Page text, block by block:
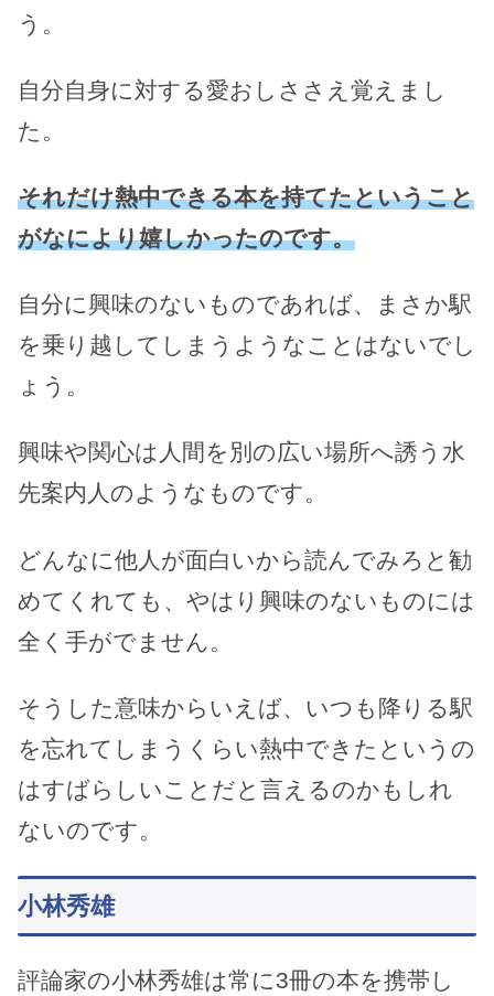
う。
自分自身に対する愛おしささえ覚えまし
た。
それだけ熱中できる本を持てたということ
がなにより嬉しかったのです。
自分に興味のないものであれば、まさか駅
を乗り越してしまうようなことはないでし
ょう。
興味や関心は人間を別の広い場所へ誘う水
先案内人のようなものです。
どんなに他人が面白いから読んでみろと勧
めてくれても、やはり興味のないものには
全く手がでません。
そうした意味からいえば、いつも降りる駅
を忘れてしまうくらい熱中できたというの
はすばらしいことだと言えるのかもしれ
ないのです。
小林秀雄
評論家の小林秀雄は常に3冊の本を携帯し